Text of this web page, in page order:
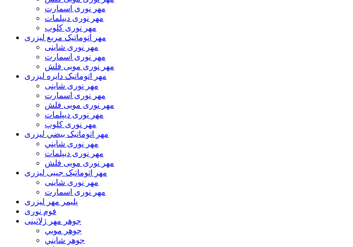
مهر نوری اسمارت
مهر نوری ديپلمات
مهر نوری کلوپ
مهر اتوماتیک مربع لیزری
مهر نوری شاینی
مهر نوری اسمارت
مهر نوری موبی فلش
مهر اتوماتیک دايره لیزری
مهر نوری شاینی
مهر نوری اسمارت
مهر نوری موبی فلش
مهر نوری دیپلمات
مهر نوری کلوپ
مهر اتوماتیک بيضي لیزری
مهر نوری شايني
مهر نوری دیپلمات
مهر نوری موبی فلش
مهر اتوماتیک جیبی لیزری
مهر نوری شاینی
مهر نوری اسمارت
پلیمر مهر لیزری
فوم نوری
جوهر مهر ژلاتینی
جوهر موبي
جوهر شايني